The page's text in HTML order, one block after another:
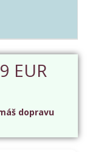
EUR
dopravu